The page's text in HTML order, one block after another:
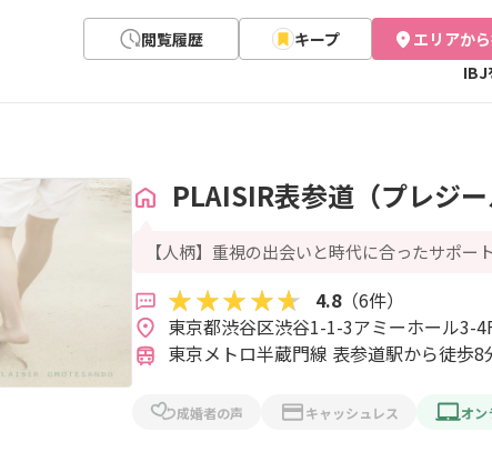
閲覧履歴 キープ エリアか
IBJ
PLAISIR表参道（プレジー
【人柄】重視の出会いと時代に合ったサポー
4.8（6件）
東京メトロ半蔵門線 表参道駅から徒歩8
成婚者の声 キャッシュレス オン